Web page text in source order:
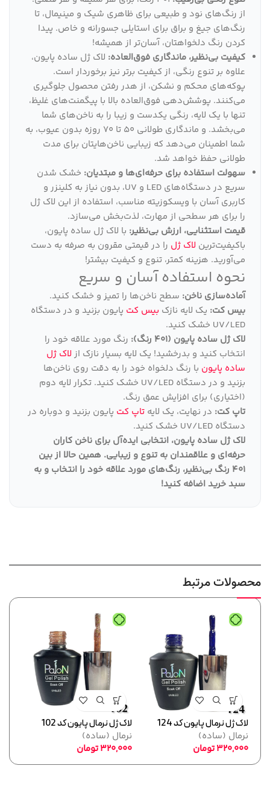
از رنگ‌های نود و طبیعی برای ظاهری شیک و مینیمال، تا
رنگ‌های جیغ و براق برای استایلی جسورانه و خاص. پیدا
کردن رنگ دلخواهتان، آسان‌تر از همیشه!
کیفیت بی‌نظیر، ماندگاری فوق‌العاده: لاک ژل ساده پایون،
علاوه بر تنوع رنگی، از کیفیت برتر نیز برخوردار است.
پوکه‌های محکم و نشکن، از هدر رفتن محصول جلوگیری
می‌کنند. پوشش‌دهی فوق‌العاده بالا با پیگمنت‌های غلیظ،
تنها با یک لایه، رنگی یکدست و زیبا را به ناخن‌های شما
می‌بخشد. و ماندگاری طولانی 50 تا 70 روزه بدون عیوب، به
شما اطمینان می‌دهد که زیبایی ناخن‌هایتان برای مدت
طولانی حفظ خواهد شد.
سهولت استفاده برای حرفه‌ای‌ها و مبتدیان: خشک شدن
سریع در دستگاه‌های LED و UV، بدون نیاز به کلینزر و
کاربری آسان با ویسکوزیته مناسب، استفاده از این لاک ژل
را برای هر سطحی از مهارت، لذت‌بخش می‌سازد.
قیمت استثنایی، ارزش بی‌نظیر: با لاک ژل ساده پایون،
باکیفیت‌ترین لاک ژل را در قیمتی مقرون به صرفه به دست
می‌آورید. هزینه کمتر، تنوع و کیفیت بیشتر!
نحوه استفاده آسان و سریع
آماده‌سازی ناخن: سطح ناخن‌ها را تمیز و خشک کنید.
بیس کت: یک لایه نازک بیس کت پایون بزنید و در دستگاه
UV/LED خشک کنید.
لاک ژل ساده پایون (401 رنگ):
رنگ مورد علاقه خود را
انتخاب کنید و بدرخشید! یک لایه بسیار نازک از لاک ژل
ساده پایون با رنگ دلخواه خود را به دقت روی ناخن‌ها
بزنید و در دستگاه UV/LED خشک کنید. تکرار لایه دوم
(اختیاری) برای افزایش عمق رنگ.
تاپ کت: در نهایت، یک لایه تاپ کت پایون بزنید و دوباره در
دستگاه UV/LED خشک کنید.
لاک ژل ساده پایون، انتخابی ایده‌آل برای ناخن کاران
حرفه‌ای و علاقمندان به تنوع و زیبایی. همین حالا از بین
401 رنگ بی‌نظیر، رنگ‌های مورد علاقه خود را انتخاب و به
سبد خرید اضافه کنید!
محصولات مرتبط
لاک ژل نرمال پایون کد 124
نرمال (ساده)
320,000تومان
لاک ژل نرمال پایون کد 102
نرمال (ساده)
320,000تومان